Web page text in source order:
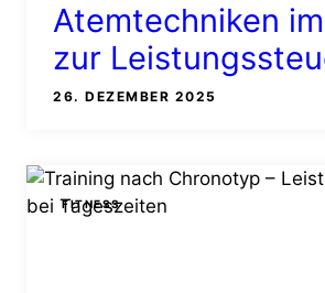
Atemtechniken
zur
26. DEZEMBER 2025
FITNESS